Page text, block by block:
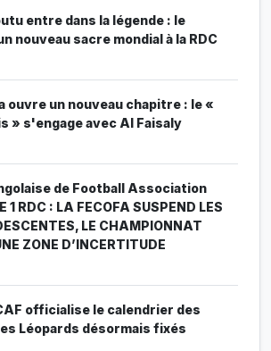
entre dans la légende : le
nouveau sacre mondial à la RDC
ouvre un nouveau chapitre : le «
» s'engage avec Al Faisaly
de Football Association
1 RDC : LA FECOFA SUSPEND LES
LE CHAMPIONNAT
ZONE D’INCERTITUDE
officialise le calendrier des
Léopards désormais fixés